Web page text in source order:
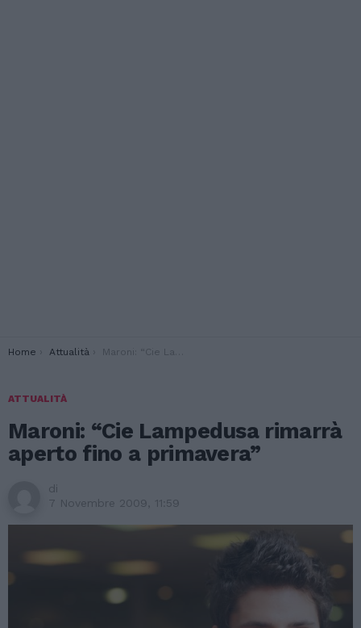
You are here:
Home Attualità Maroni: “Cie Lampedusa rimarrà aperto fino a primavera”
ATTUALITÀ
Maroni: “Cie Lampedusa rimarrà
aperto fino a primavera”
di
7 Novembre 2009, 11:59